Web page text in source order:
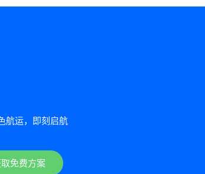
航运，即刻启航
免费方案